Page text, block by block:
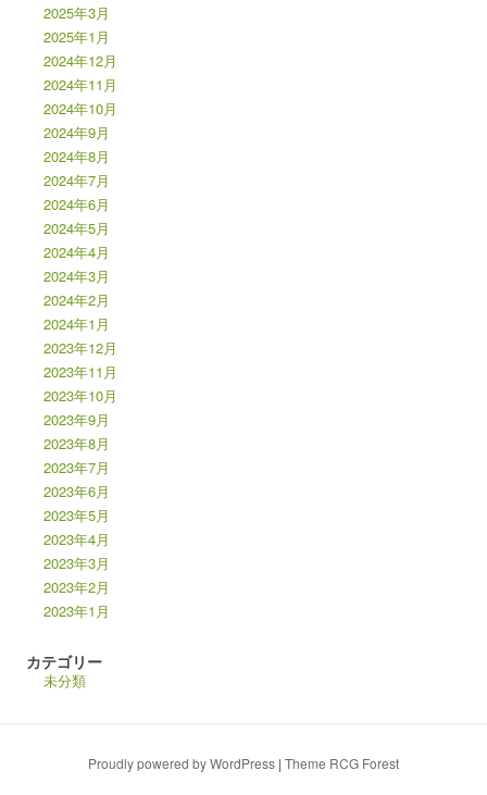
2025年3月
2025年1月
2024年12月
2024年11月
2024年10月
2024年9月
2024年8月
2024年7月
2024年6月
2024年5月
2024年4月
2024年3月
2024年2月
2024年1月
2023年12月
2023年11月
2023年10月
2023年9月
2023年8月
2023年7月
2023年6月
2023年5月
2023年4月
2023年3月
2023年2月
2023年1月
カテゴリー
未分類
Proudly powered by WordPress | Theme RCG Forest